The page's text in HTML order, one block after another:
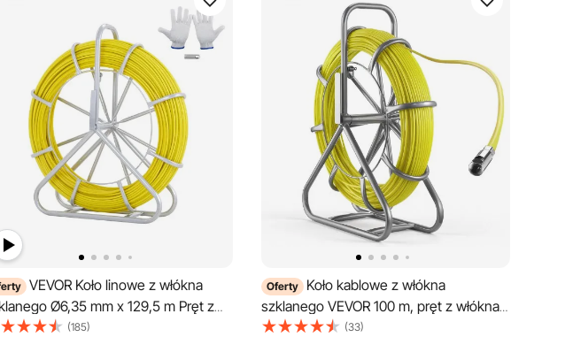
VEVOR Koło linowe z włókna
Ø6,35 mm x 129,5 m Pręt z
szklanego, w tym stalowe
(185)
Oferty
Koło kablowe z włókna
szklanego VEVOR 100 m, pręt z włókna
szklanego Ø6,3 mm, taśma rybacka ze
(33)